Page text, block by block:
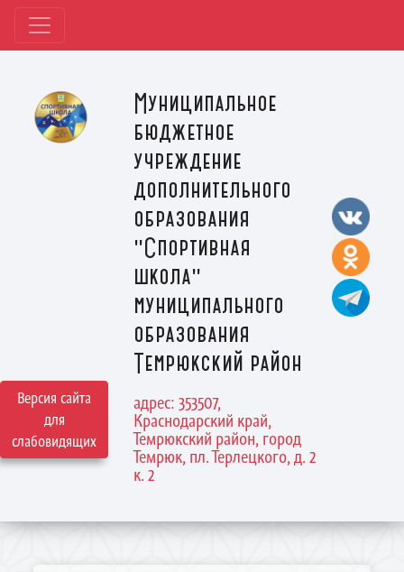
Версия сайта
для
слабовидящих
Муниципальное
бюджетное
учреждение
дополнительного
образования
"Спортивная
школа"
муниципального
образования
Темрюкский район
адрес: 353507,
Краснодарский край,
Темрюкский район, город
Темрюк, пл. Терлецкого, д. 2
к. 2